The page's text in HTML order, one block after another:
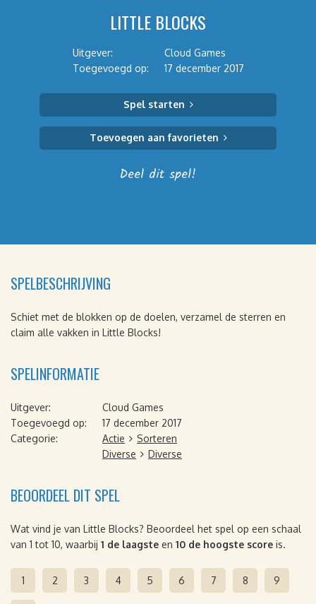
LITTLE BLOCKS
Uitgever:
Cloud Games
Toegevoegd op:
17 december 2017
Spel starten
Toevoegen aan favorieten
Deel dit spel!
SPELBESCHRIJVING
Schiet met de blokken op de doelen, verzamel de sterren en
claim alle vakken in Little Blocks!
SPELINFORMATIE
Uitgever:
Cloud Games
Toegevoegd op:
17 december 2017
Categorie:
Actie
Sorteren
Diverse
Diverse
BEOORDEEL DIT SPEL
Wat vind je van Little Blocks? Beoordeel het spel op een schaal
van 1 tot 10, waarbij 1 de laagste en 10 de hoogste score is.
1 2 3 4 5 6 7 8 9